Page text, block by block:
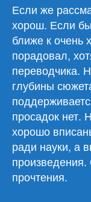
Если же
хорош. Если
ближе к очень
порадовал,
переводчика.
глубины
просадок нет.
хорошо
ради науки, а
прочтения.